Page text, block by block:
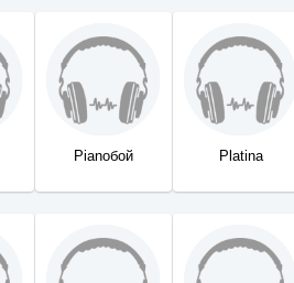
Pianoбой Platina